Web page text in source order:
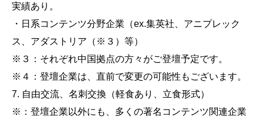
実績あり。
・日系コンテンツ分野企業（ex.集英社、アニプレック
ス、アダストリア（※３）等）
※３：それぞれ中国拠点の方々がご登壇予定です。
※４：登壇企業は、直前で変更の可能性もございます。
7. 自由交流、名刺交換（軽食あり、立食形式）
※：登壇企業以外にも、多くの著名コンテンツ関連企業